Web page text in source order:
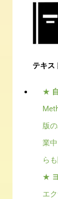
テキス
★
版
業
ら
★
エ